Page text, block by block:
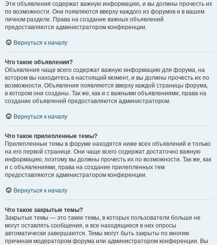
Эти объявления содержат важную информацию, и вы должны прочесть их
по возможности. Они появляются вверху каждого из форумов и в вашем
личном разделе. Права на создание важных объявлений
предоставляются администратором конференции.
Вернуться к началу
Что такое объявления?
Объявления чаще всего содержат важную информацию для форума, на
котором вы находитесь в настоящий момент, и вы должны прочесть их по
возможности. Объявления появляются вверху каждой страницы форума,
в котором они созданы. Так же, как и с важными объявлениями, права на
создание объявлений предоставляются администратором.
Вернуться к началу
Что такое прилепленные темы?
Прилепленные темы в форуме находятся ниже всех объявлений и только
на его первой странице. Они чаще всего содержат достаточно важную
информацию, поэтому вы должны прочесть их по возможности. Так же, как
и с объявлениями, права на создание прилепленных тем
предоставляются администратором конференции.
Вернуться к началу
Что такое закрытые темы?
Закрытые темы — это такие темы, в которых пользователи больше не
могут оставлять сообщения, и все находящиеся в них опросы
автоматически завершаются. Темы могут быть закрыты по многим
причинам модератором форума или администратором конференции. Вы